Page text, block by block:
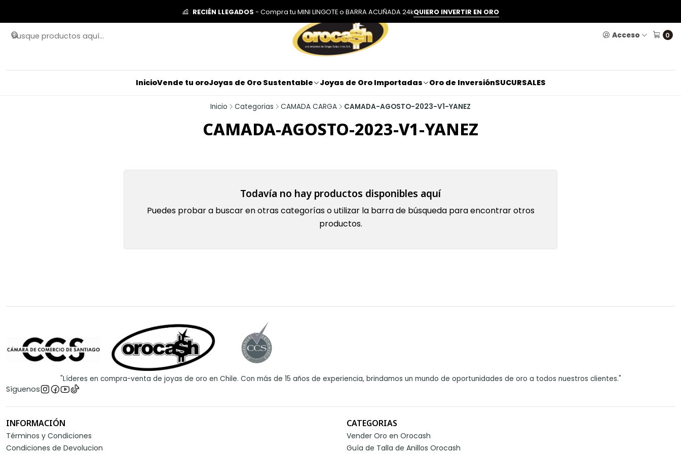
Acceso 0
InicioVende tu oroJoyas de Oro Sustentable Joyas de Oro Importadas Oro de InversiónSUCURSALES
RECIÉN LLEGADOS - Compra tu MINI LINGOTE o BARRA ACUÑADA 24kQUIERO INVERTIR EN ORO
Inicio Categorias CAMADA CARGA CAMADA-AGOSTO-2023-V1-YANEZ
CAMADA-AGOSTO-2023-V1-YANEZ
Todavía no hay productos disponibles aquí
Puedes probar a buscar en otras categorías o utilizar la barra de búsqueda para encontrar otros
productos.
"Líderes en compra-venta de joyas de oro en Chile. Con más de 15 años de experiencia, brindamos un mundo de oportunidades de oro a todos nuestros clientes."
Síguenos
INFORMACIÓN
Términos y Condiciones
Condiciones de Devolucion
CATEGORIAS
Vender Oro en Orocash
Guía de Talla de Anillos Orocash